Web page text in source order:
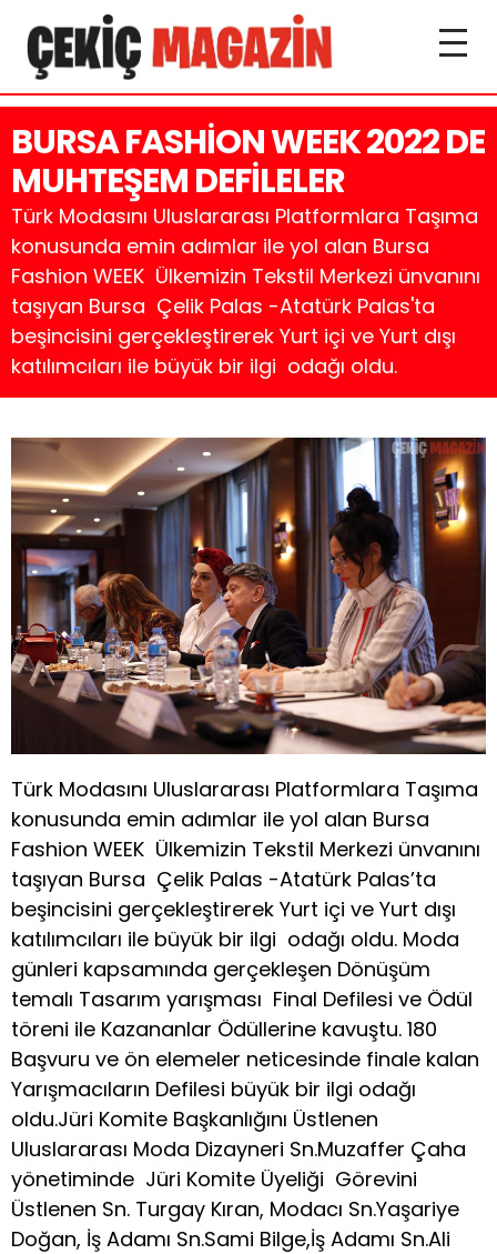
BURSA FASHİON WEEK 2022 DE
MUHTEŞEM DEFİLELER
Türk Modasını Uluslararası Platformlara Taşıma
konusunda emin adımlar ile yol alan Bursa
Fashion WEEK Ülkemizin Tekstil Merkezi ünvanını
taşıyan Bursa Çelik Palas -Atatürk Palas'ta
beşincisini gerçekleştirerek Yurt içi ve Yurt dışı
katılımcıları ile büyük bir ilgi odağı oldu.
Türk Modasını Uluslararası Platformlara Taşıma
konusunda emin adımlar ile yol alan Bursa
Fashion WEEK Ülkemizin Tekstil Merkezi ünvanını
taşıyan Bursa Çelik Palas -Atatürk Palas’ta
beşincisini gerçekleştirerek Yurt içi ve Yurt dışı
katılımcıları ile büyük bir ilgi odağı oldu. Moda
günleri kapsamında gerçekleşen Dönüşüm
temalı Tasarım yarışması Final Defilesi ve Ödül
töreni ile Kazananlar Ödüllerine kavuştu. 180
Başvuru ve ön elemeler neticesinde finale kalan
Yarışmacıların Defilesi büyük bir ilgi odağı
oldu.Jüri Komite Başkanlığını Üstlenen
Uluslararası Moda Dizayneri Sn.Muzaffer Çaha
yönetiminde Jüri Komite Üyeliği Görevini
Üstlenen Sn. Turgay Kıran, Modacı Sn.Yaşariye
Doğan, İş Adamı Sn.Sami Bilge,İş Adamı Sn.Ali